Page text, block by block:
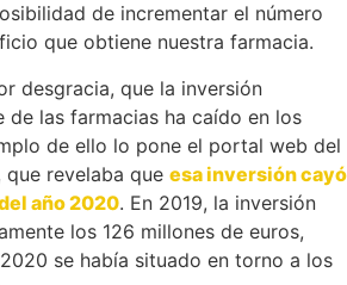
de incrementar el número
que obtiene nuestra farmacia.
desgracia, que la inversión
las farmacias ha caído en los
de ello lo pone el portal web del
revelaba que esa inversión cayó
año 2020. En 2019, la inversión
los 126 millones de euros,
se había situado en torno a los